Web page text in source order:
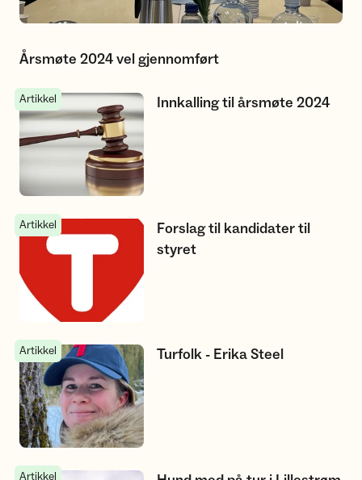
Årsmøte 2024 vel gjennomført
Innkalling til årsmøte 2024
Artikkel Innkalling til årsmøte 2024
Forslag til kandidater til styret
Artikkel
Forslag til kandidater til
styret
Turfolk - Erika Steel
Artikkel Turfolk - Erika Steel
Artikkel